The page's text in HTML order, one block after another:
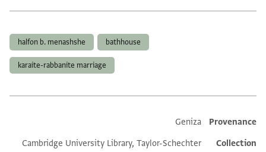
bathhouse
halfon b. menashshe
karaite-rabbanite marriage
Additional metadata
Provenance
Geniza
Collection
Cambridge University Library, Taylor-Schechter